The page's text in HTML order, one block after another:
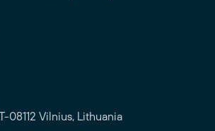
08112 Vilnius, Lithuania